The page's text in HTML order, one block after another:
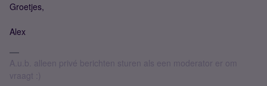
Groetjes,
Alex
A.u.b. alleen privé berichten sturen als een moderator er om
vraagt :)